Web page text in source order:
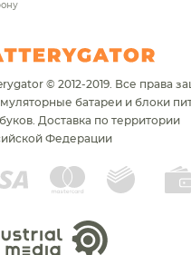
© 2012-2019. Все права
батареи и блоки
Доставка по территории
Федерации